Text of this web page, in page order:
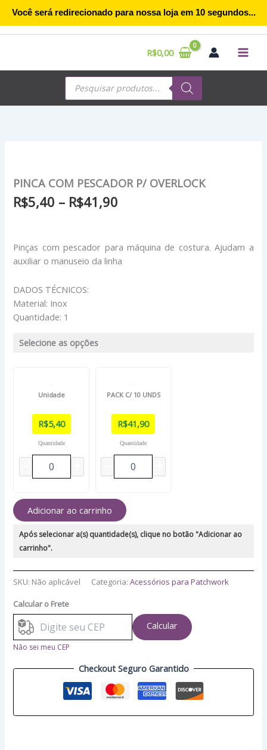
o
R$0,00
Pesquisar
produtos
PINCA COM PESCADOR P/ OVERLOCK
R$5,40 – R$41,90
preço:
R$5,40
Pinças com pescador para máquina de costura. Ajudam a
auxiliar o manuseio da linha
DADOS TÉCNICOS:
Material: Inox
Quantidade: 1
Selecione as opções
Unidade
R$5,40
Quantidade
PACK C/ 10 UNDS
R$41,90
Quantidade
Adicionar ao carrinho
Após selecionar a(s) quantidade(s), clique no botão "Adicionar ao
carrinho".
SKU: Não aplicável Categoria:Acessórios para Patchwork
Calcular o Frete
Calcular
Não sei meu CEP
Checkout Seguro Garantido
Você será redirecionado para nossa loja em 10segundos...